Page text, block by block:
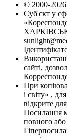
© 2000-
Суб'єкт у
сайті,
При
і світу» ,
відкрите
Посилання
повного або